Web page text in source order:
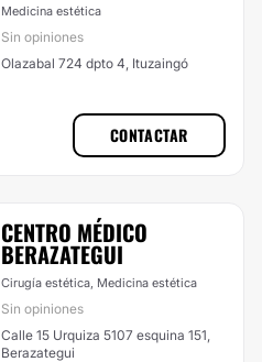
Medicina estética
Sin opiniones
Olazabal 724 dpto 4, Ituzaingó
CONTACTAR
CENTRO MÉDICO
BERAZATEGUI
Cirugía estética, Medicina estética
Sin opiniones
Calle 15 Urquiza 5107 esquina 151,
Berazategui